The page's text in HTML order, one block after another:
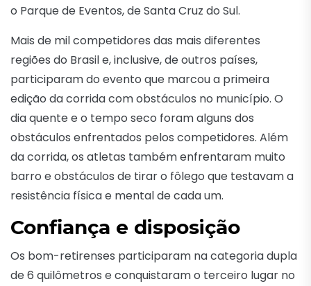
o Parque de Eventos, de Santa Cruz do Sul.
Mais de mil competidores das mais diferentes
regiões do Brasil e, inclusive, de outros países,
participaram do evento que marcou a primeira
edição da corrida com obstáculos no município. O
dia quente e o tempo seco foram alguns dos
obstáculos enfrentados pelos competidores. Além
da corrida, os atletas também enfrentaram muito
barro e obstáculos de tirar o fôlego que testavam a
resistência física e mental de cada um.
Confiança e disposição
Os bom-retirenses participaram na categoria dupla
de 6 quilômetros e conquistaram o terceiro lugar no